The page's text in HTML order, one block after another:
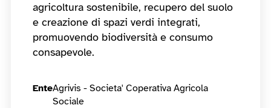
agricoltura sostenibile, recupero del suolo
e creazione di spazi verdi integrati,
promuovendo biodiversità e consumo
consapevole.
EnteAgrivis - Societa' Coperativa Agricola
Sociale